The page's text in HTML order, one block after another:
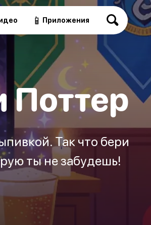
📱 Приложения
Поттер
Так что бери
ты не забудешь!